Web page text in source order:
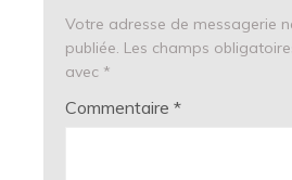
Votre adresse de messagerie
publiée. Les champs
avec *
Commentaire *